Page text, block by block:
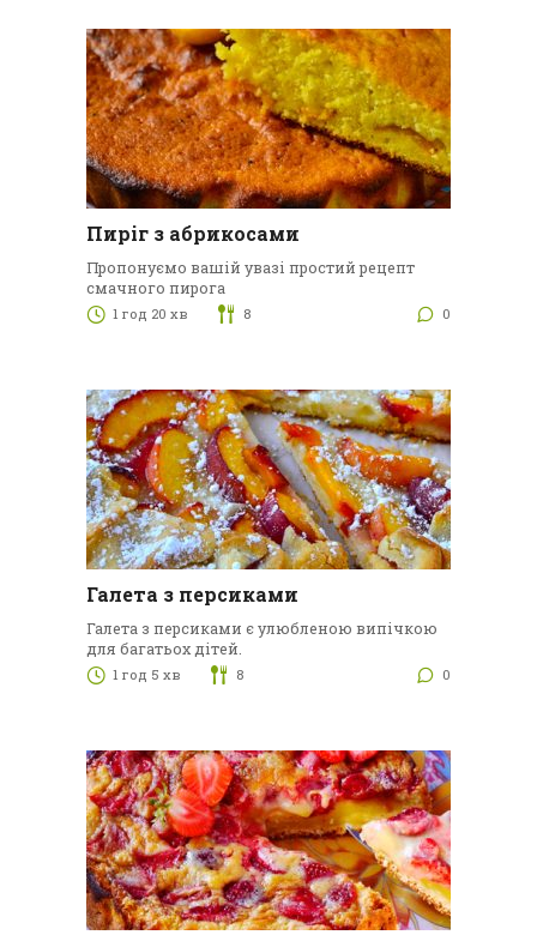
Пиріг з абрикосами
Пропонуємо вашій увазі простий рецепт
смачного пирога
1 год 20 хв 8 0
Галета з персиками
Галета з персиками є улюбленою випічкою
для багатьох дітей.
1 год 5 хв 8 0